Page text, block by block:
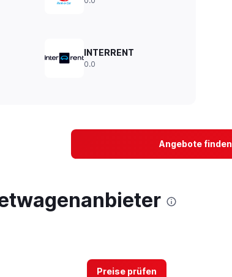
INTERRENT
0.0
Angebote finden
Preise prüfen